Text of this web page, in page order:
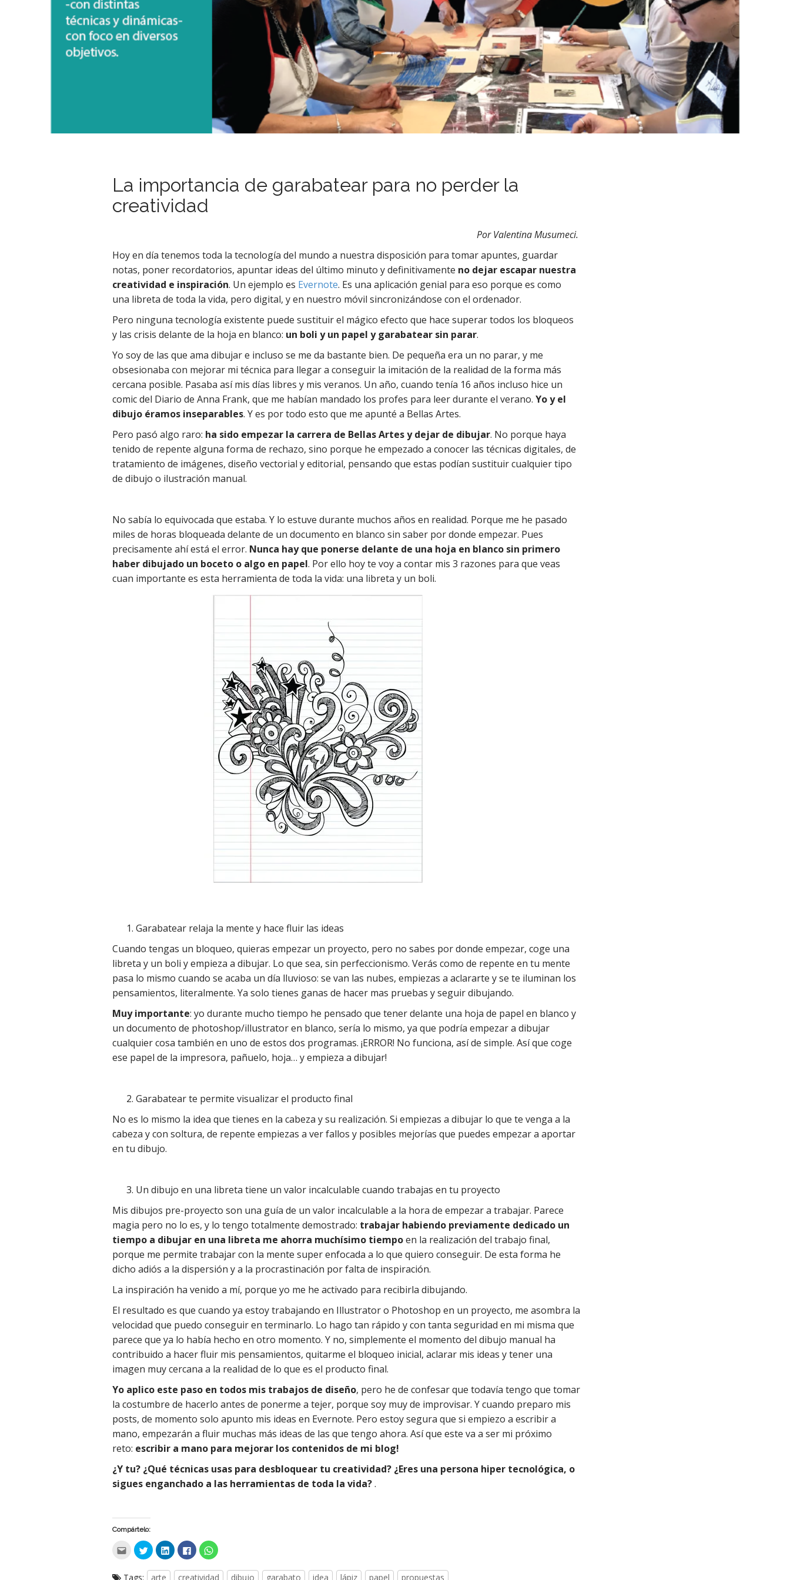
La importancia de garabatear para no perder la
creatividad
Por Valentina Musumeci.
Hoy en día tenemos toda la tecnología del mundo a nuestra disposición para tomar apuntes, guardar
notas, poner recordatorios, apuntar ideas del último minuto y definitivamente no dejar escapar nuestra
creatividad e inspiración. Un ejemplo es Evernote. Es una aplicación genial para eso porque es como
una libreta de toda la vida, pero digital, y en nuestro móvil sincronizándose con el ordenador.
Pero ninguna tecnología existente puede sustituir el mágico efecto que hace superar todos los bloqueos
y las crisis delante de la hoja en blanco: un boli y un papel y garabatear sin parar.
Yo soy de las que ama dibujar e incluso se me da bastante bien. De pequeña era un no parar, y me
obsesionaba con mejorar mi técnica para llegar a conseguir la imitación de la realidad de la forma más
cercana posible. Pasaba así mis días libres y mis veranos. Un año, cuando tenía 16 años incluso hice un
comic del Diario de Anna Frank, que me habían mandado los profes para leer durante el verano. Yo y el
dibujo éramos inseparables. Y es por todo esto que me apunté a Bellas Artes.
Pero pasó algo raro: ha sido empezar la carrera de Bellas Artes y dejar de dibujar. No porque haya
tenido de repente alguna forma de rechazo, sino porque he empezado a conocer las técnicas digitales, de
tratamiento de imágenes, diseño vectorial y editorial, pensando que estas podían sustituir cualquier tipo
de dibujo o ilustración manual.
No sabía lo equivocada que estaba. Y lo estuve durante muchos años en realidad. Porque me he pasado
miles de horas bloqueada delante de un documento en blanco sin saber por donde empezar. Pues
precisamente ahí está el error. Nunca hay que ponerse delante de una hoja en blanco sin primero
haber dibujado un boceto o algo en papel. Por ello hoy te voy a contar mis 3 razones para que veas
cuan importante es esta herramienta de toda la vida: una libreta y un boli.
Garabatear relaja la mente y hace fluir las ideas
Cuando tengas un bloqueo, quieras empezar un proyecto, pero no sabes por donde empezar, coge una
libreta y un boli y empieza a dibujar. Lo que sea, sin perfeccionismo. Verás como de repente en tu mente
pasa lo mismo cuando se acaba un día lluvioso: se van las nubes, empiezas a aclararte y se te iluminan los
pensamientos, literalmente. Ya solo tienes ganas de hacer mas pruebas y seguir dibujando.
Muy importante: yo durante mucho tiempo he pensado que tener delante una hoja de papel en blanco y
un documento de photoshop/illustrator en blanco, sería lo mismo, ya que podría empezar a dibujar
cualquier cosa también en uno de estos dos programas. ¡ERROR! No funciona, así de simple. Así que coge
ese papel de la impresora, pañuelo, hoja… y empieza a dibujar!
Garabatear te permite visualizar el producto final
No es lo mismo la idea que tienes en la cabeza y su realización. Si empiezas a dibujar lo que te venga a la
cabeza y con soltura, de repente empiezas a ver fallos y posibles mejorías que puedes empezar a aportar
en tu dibujo.
Un dibujo en una libreta tiene un valor incalculable cuando trabajas en tu proyecto
Mis dibujos pre-proyecto son una guía de un valor incalculable a la hora de empezar a trabajar. Parece
magia pero no lo es, y lo tengo totalmente demostrado: trabajar habiendo previamente dedicado un
tiempo a dibujar en una libreta me ahorra muchísimo tiempoen la realización del trabajo final,
porque me permite trabajar con la mente super enfocada a lo que quiero conseguir. De esta forma he
dicho adiós a la dispersión y a la procrastinación por falta de inspiración.
La inspiración ha venido a mí, porque yo me he activado para recibirla dibujando.
El resultado es que cuando ya estoy trabajando en Illustrator o Photoshop en un proyecto, me asombra la
velocidad que puedo conseguir en terminarlo. Lo hago tan rápido y con tanta seguridad en mi misma que
parece que ya lo había hecho en otro momento. Y no, simplemente el momento del dibujo manual ha
contribuido a hacer fluir mis pensamientos, quitarme el bloqueo inicial, aclarar mis ideas y tener una
imagen muy cercana a la realidad de lo que es el producto final.
Yo aplico este paso en todos mis trabajos de diseño, pero he de confesar que todavía tengo que tomar
la costumbre de hacerlo antes de ponerme a tejer, porque soy muy de improvisar. Y cuando preparo mis
posts, de momento solo apunto mis ideas en Evernote. Pero estoy segura que si empiezo a escribir a
mano, empezarán a fluir muchas más ideas de las que tengo ahora. Así que este va a ser mi próximo
reto: escribir a mano para mejorar los contenidos de mi blog!
¿Y tu? ¿Qué técnicas usas para desbloquear tu creatividad? ¿Eres una persona hiper tecnológica, o
sigues enganchado a las herramientas de toda la vida?.
Compártelo:
c
H
a
é
c
H
a
é
H
a
é
c
C
l
c
k
Tags: arte creatividad dibujo garabato idea lápiz papel propuestas